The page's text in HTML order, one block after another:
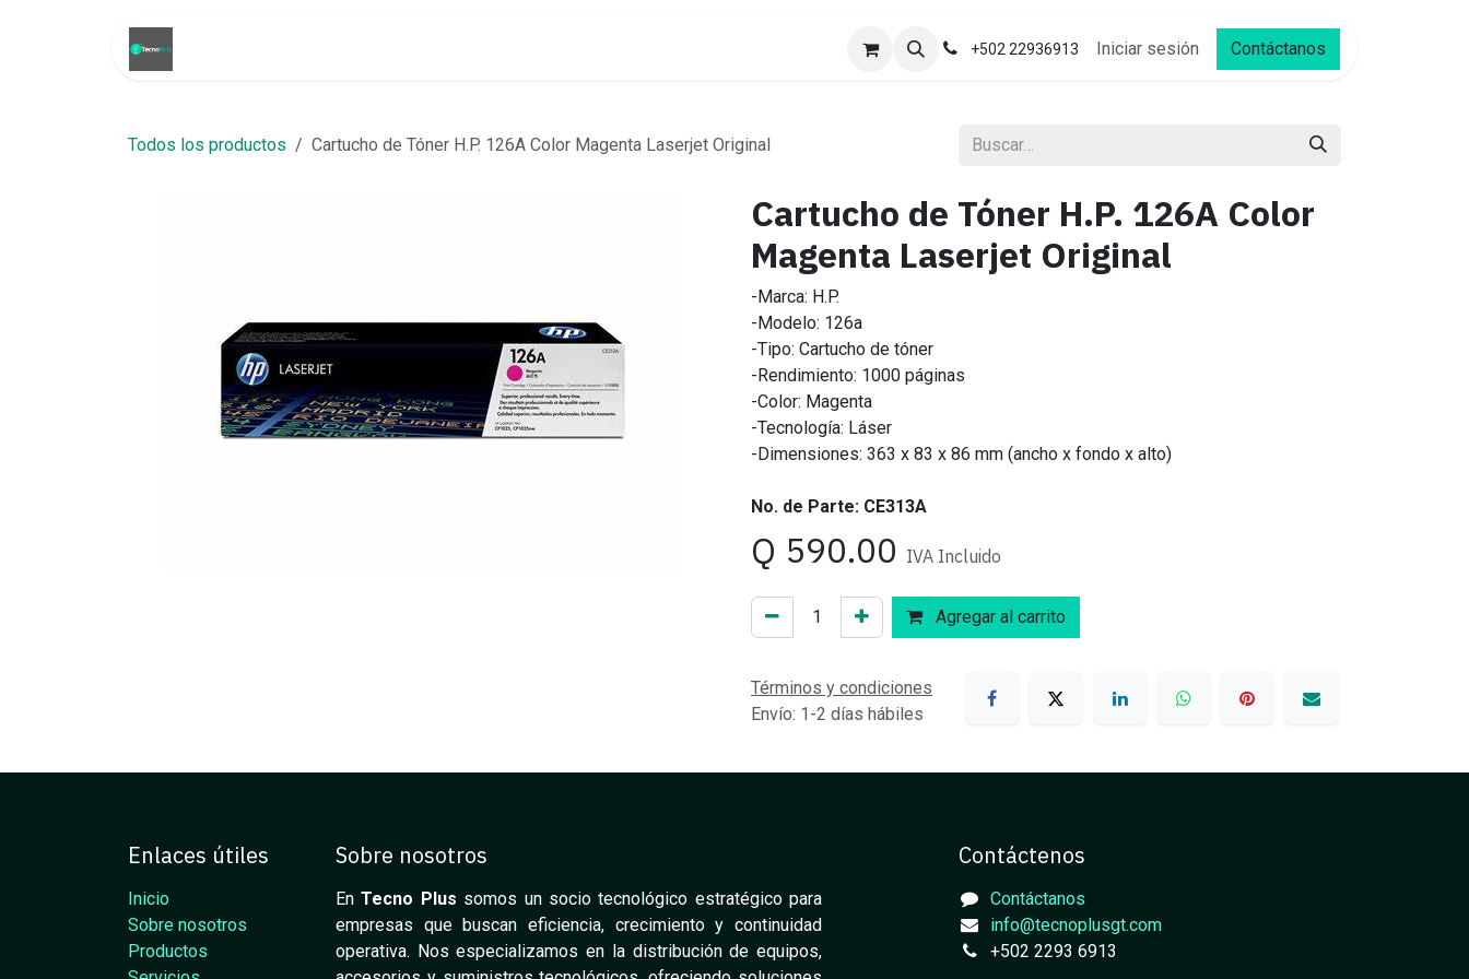
+502 22936913 Iniciar sesión Contáctanos
Todos los productos Cartucho de Tóner H.P. 126A Color Magenta Laserjet Original
Cartucho de Tóner H.P. 126A Color
Magenta Laserjet Original
-Marca: H.P.
-Modelo: 126a
-Tipo: Cartucho de tóner
-Rendimiento: 1000 páginas
-Color: Magenta
-Tecnología: Láser
-Dimensiones: 363 x 83 x 86 mm (ancho x fondo x alto)
No. de Parte: CE313A
Q 590.00 IVA Incluido
Agregar al carrito
Términos y condiciones
Envío: 1-2 días hábiles
Enlaces útiles
Inicio
Sobre nosotros
Productos
Sobre nosotros
EnTecno Plus somos un socio tecnológico estratégico para
empresas que buscan eficiencia, crecimiento y continuidad
operativa. Nos especializamos en la distribución de equipos,
Contáctenos
Contáctanos
info@tecnoplusgt.com
+502 2293 6913